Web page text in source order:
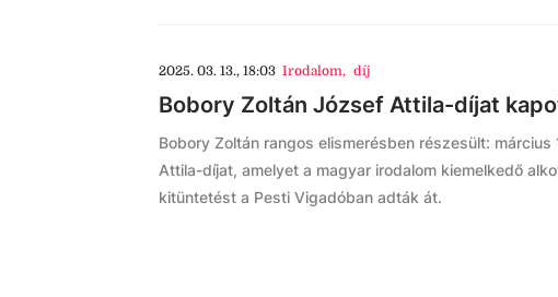
2025. 03. 13., 18:03 Irodalom, díj
Bobory Zoltán József Attila-díjat
Bobory Zoltán rangos elismerésben részesült:
Attila-díjat, amelyet a magyar irodalom kiemelkedő
kitüntetést a Pesti Vigadóban adták át.